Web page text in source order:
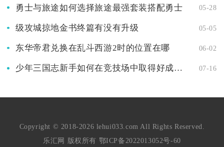
勇士与旅途如何选择旅途最强套装搭配勇士 05-28
级攻城掠地金书终篇有没有升级 05-05
东华帝君兑换在乱斗西游2时的位置在哪 06-02
少年三国志新手如何在竞技场中取得好成绩的攻略 07-16
Copyright © 2018-2026 lehui033.com All Rights Reserved.
乐汇网 版权所有 鄂ICP备2022013052号-60